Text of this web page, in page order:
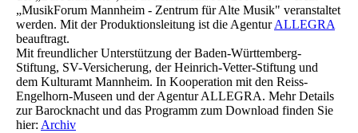
„MusikForum Mannheim - Zentrum für Alte Musik" veranstaltet
werden. Mit der Produktionsleitung ist die AgenturALLEGRA
beauftragt.
Mit freundlicher Unterstützung der Baden-Württemberg-
Stiftung, SV-Versicherung, der Heinrich-Vetter-Stiftung und
dem Kulturamt Mannheim. In Kooperation mit den Reiss-
Engelhorn-Museen und der Agentur ALLEGRA. Mehr Details
zur Barocknacht und das Programm zum Download finden Sie
hier: Archiv